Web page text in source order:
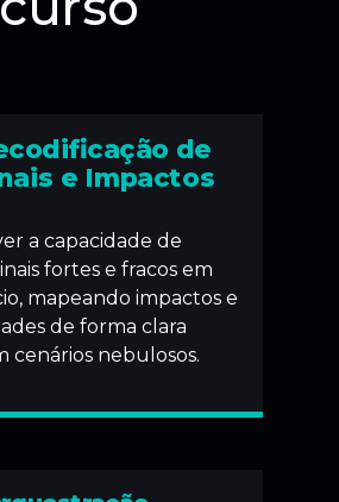
a capacidade de
fortes e fracos em
mapeando impactos e
de forma clara
cenários nebulosos.
de
e Impactos